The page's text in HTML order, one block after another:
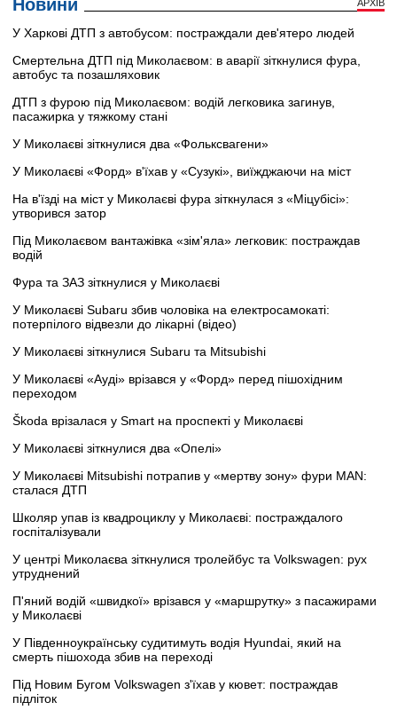
Новини АРХІВ
У Харкові ДТП з автобусом: постраждали дев'ятеро людей
Смертельна ДТП під Миколаєвом: в аварії зіткнулися фура,
автобус та позашляховик
ДТП з фурою під Миколаєвом: водій легковика загинув,
пасажирка у тяжкому стані
У Миколаєві зіткнулися два «Фольксвагени»
У Миколаєві «Форд» в'їхав у «Сузукі», виїжджаючи на міст
На в'їзді на міст у Миколаєві фура зіткнулася з «Міцубісі»:
утворився затор
Під Миколаєвом вантажівка «зім'яла» легковик: постраждав
водій
Фура та ЗАЗ зіткнулися у Миколаєві
У Миколаєві Subaru збив чоловіка на електросамокаті:
потерпілого відвезли до лікарні (відео)
У Миколаєві зіткнулися Subaru та Mitsubishi
У Миколаєві «Ауді» врізався у «Форд» перед пішохідним
переходом
Škoda врізалася у Smart на проспекті у Миколаєві
У Миколаєві зіткнулися два «Опелі»
У Миколаєві Mitsubishi потрапив у «мертву зону» фури MAN:
сталася ДТП
Школяр упав із квадроциклу у Миколаєві: постраждалого
госпіталізували
У центрі Миколаєва зіткнулися тролейбус та Volkswagen: рух
утруднений
П'яний водій «швидкої» врізався у «маршрутку» з пасажирами
у Миколаєві
У Південноукраїнську судитимуть водія Hyundai, який на
смерть пішохода збив на переході
Під Новим Бугом Volkswagen з'їхав у кювет: постраждав
підліток